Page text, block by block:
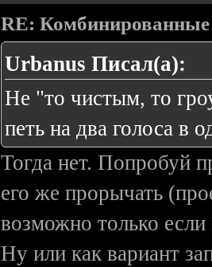
RE: Комбинированные
Urbanus Писал(а):
Не "то чистым, то
петь на два голоса в
Тогда нет. Попробуй
его же прорычать
возможно только если
Ну или как вариант